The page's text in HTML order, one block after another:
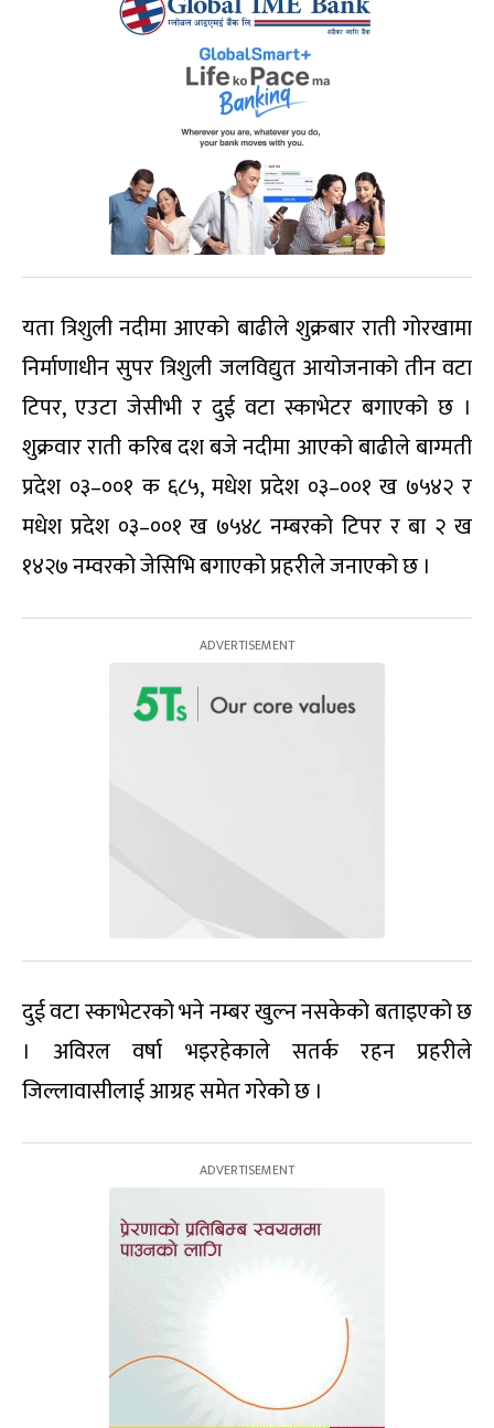
यता त्रिशुली नदीमा आएको बाढीले शुक्रबार राती गोरखामा
निर्माणाधीन सुपर त्रिशुली जलविद्युत आयोजनाको तीन वटा
टिपर, एउटा जेसीभी र दुई वटा स्काभेटर बगाएको छ ।
शुक्रवार राती करिब दश बजे नदीमा आएको बाढीले बाग्मती
प्रदेश ०३–००१ क ६८५, मधेश प्रदेश ०३–००१ ख ७५४२ र
मधेश प्रदेश ०३–००१ ख ७५४८ नम्बरको टिपर र बा २ ख
१४२७ नम्वरको जेसिभि बगाएको प्रहरीले जनाएको छ ।
दुई वटा स्काभेटरको भने नम्बर खुल्न नसकेको बताइएको छ
। अविरल वर्षा भइरहेकाले सतर्क रहन प्रहरीले
जिल्लावासीलाई आग्रह समेत गरेको छ ।